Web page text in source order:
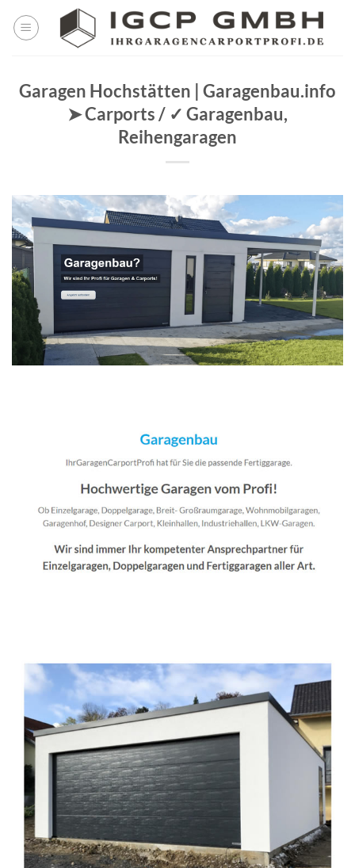
Garagen Hochstätten | Garagenbau.info
➤ Carports / ✓ Garagenbau,
Reihengaragen